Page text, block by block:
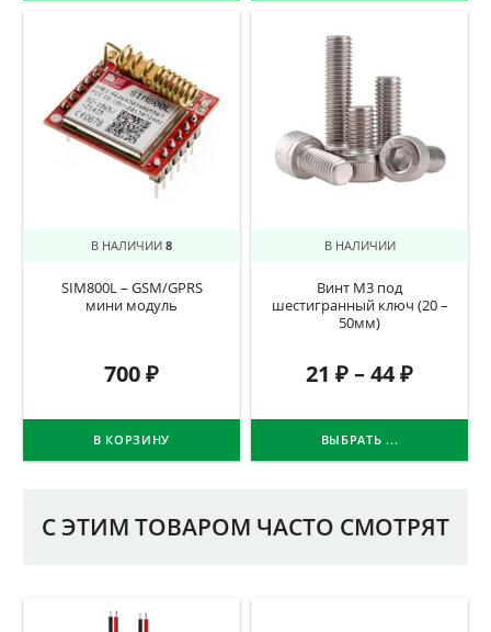
В НАЛИЧИИ 8
SIM800L – GSM/GPRS
мини модуль
700₽
В КОРЗИНУ
В НАЛИЧИИ
Винт М3 под
шестигранный ключ (20 –
50мм)
21 ₽–44₽
ВЫБРАТЬ ...
С ЭТИМ ТОВАРОМ ЧАСТО СМОТРЯТ